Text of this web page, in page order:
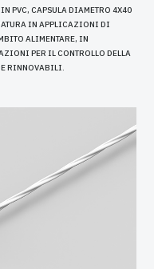
PVC, CAPSULA DIAMETRO 4X40
IN APPLICAZIONI DI
ALIMENTARE, IN
PER IL CONTROLLO DELLA
RINNOVABILI.